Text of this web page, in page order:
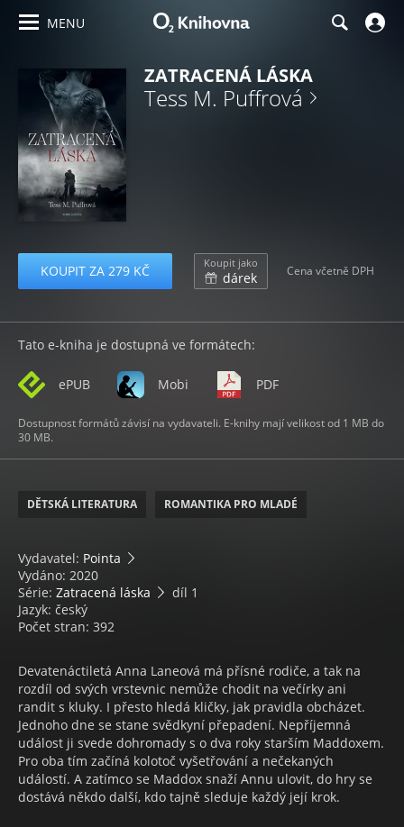
MENU
ZATRACENÁ LÁSKA
Tess M. Puffrová
KOUPIT ZA 279 KČ Koupit jako
dárek Cena včetně DPH
Tato e-kniha je dostupná ve formátech:
ePUB Mobi PDF
Dostupnost formátů závisí na vydavateli. E-knihy mají velikost od 1 MB do
30 MB.
DĚTSKÁ LITERATURA ROMANTIKA PRO MLADÉ
Vydavatel: Pointa
Vydáno: 2020
Série: Zatracená láska
díl 1
Jazyk: český
Počet stran: 392
Devatenáctiletá Anna Laneová má přísné rodiče, a tak na
rozdíl od svých vrstevnic nemůže chodit na večírky ani
randit s kluky. I přesto hledá kličky, jak pravidla obcházet.
Jednoho dne se stane svědkyní přepadení. Nepříjemná
událost ji svede dohromady s o dva roky starším Maddoxem.
Pro oba tím začíná kolotoč vyšetřování a nečekaných
událostí. A zatímco se Maddox snaží Annu ulovit, do hry se
dostává někdo další, kdo tajně sleduje každý její krok.